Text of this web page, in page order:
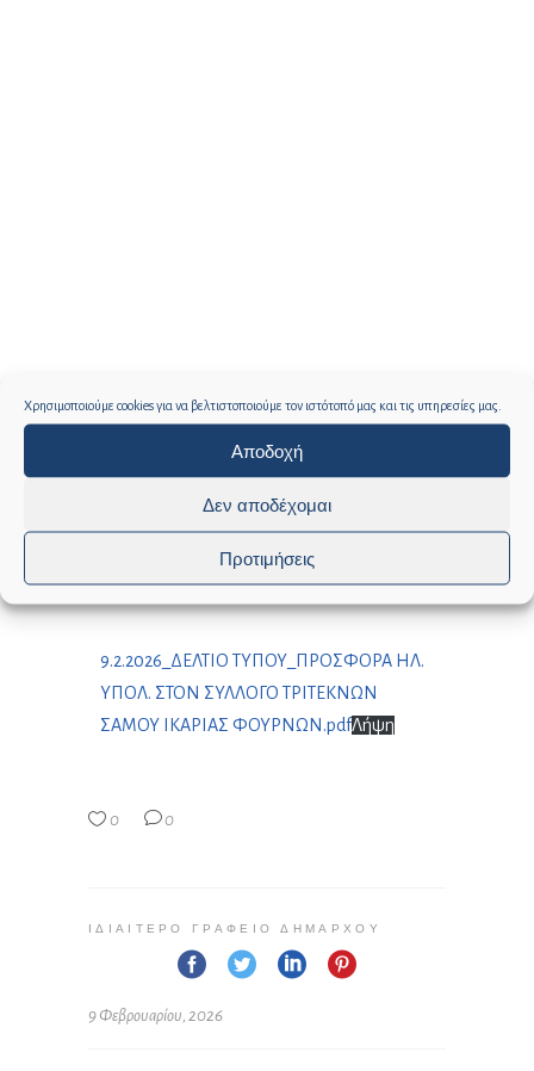
Χρησιμοποιούμε cookies για να βελτιστοποιούμε τον ιστότοπό μας και τις υπηρεσίες μας.
Αποδοχή
Δεν αποδέχομαι
Προτιμήσεις
9.2.2026_ΔΕΛΤΙΟ ΤΥΠΟΥ_ΠΡΟΣΦΟΡΑ ΗΛ.
ΥΠΟΛ. ΣΤΟΝ ΣΥΛΛΟΓΟ ΤΡΙΤΕΚΝΩΝ
ΣΑΜΟΥ ΙΚΑΡΙΑΣ ΦΟΥΡΝΩΝ.pdfΛήψη
0 0
ΙΔΙΑΊΤΕΡΟ ΓΡΑΦΕΊΟ ΔΗΜΆΡΧΟΥ
9 Φεβρουαρίου, 2026